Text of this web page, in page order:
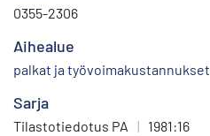
0355-2306
Aihealue
palkat ja työvoimakustannukset
Sarja
Tilastotiedotus PA | 1981:16